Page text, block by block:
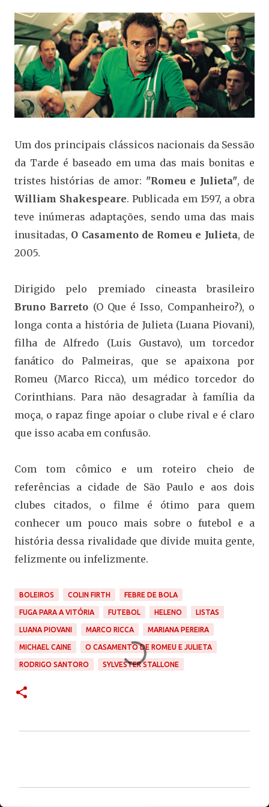
Um dos principais clássicos nacionais da Sessão
da Tarde é baseado em uma das mais bonitas e
tristes histórias de amor: "Romeu e Julieta", de
William Shakespeare. Publicada em 1597, a obra
teve inúmeras adaptações, sendo uma das mais
inusitadas, O Casamento de Romeu e Julieta, de
2005.
Dirigido pelo premiado cineasta brasileiro
Bruno Barreto (O Que é Isso, Companheiro?), o
longa conta a história de Julieta (Luana Piovani),
filha de Alfredo (Luis Gustavo), um torcedor
fanático do Palmeiras, que se apaixona por
Romeu (Marco Ricca), um médico torcedor do
Corinthians. Para não desagradar à família da
moça, o rapaz finge apoiar o clube rival e é claro
que isso acaba em confusão.
Com tom cômico e um roteiro cheio de
referências a cidade de São Paulo e aos dois
clubes citados, o filme é ótimo para quem
conhecer um pouco mais sobre o futebol e a
história dessa rivalidade que divide muita gente,
felizmente ou infelizmente.
BOLEIROS COLIN FIRTH FEBRE DE BOLA
FUGA PARA A VITÓRIA FUTEBOL HELENO LISTAS
LUANA PIOVANI MARCO RICCA MARIANA PEREIRA
MICHAEL CAINE O CASAMENTO DE ROMEU E JULIETA
RODRIGO SANTORO SYLVESTER STALLONE